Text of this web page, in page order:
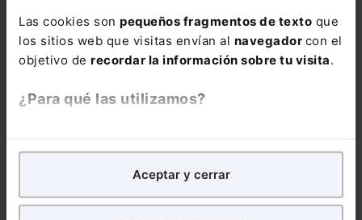
Las cookies son pequeños fragmentos de texto que
los sitios web que visitas envían al navegador con el
objetivo de recordar la información sobre tu visita.
¿Para qué las utilizamos?
analíticospara tratar demejorar tu experienciaen
nuestra página web. También con fines publicitarios,
para poder mostrarte publicidad y contenidos de tu
Aceptar y cerrar
Nombre:
Email: